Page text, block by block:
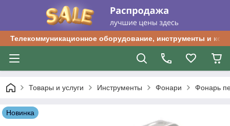
Телекоммуникационное оборудование, инструменты и
Товары и услуги Инструменты Фонари Фонарь
Новинка